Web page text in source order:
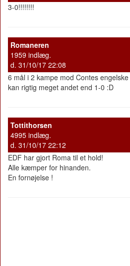
3-0!!!!!!!!
Romaneren
1959 indlæg.
d. 31/10/17 22:08
6 mål i 2 kampe mod Contes
kan rigtig meget andet end 1-0 :D
Tottithorsen
4995 indlæg.
d. 31/10/17 22:12
EDF har gjort Roma til et hold!
Alle kæmper for hinanden.
En fornøjelse !